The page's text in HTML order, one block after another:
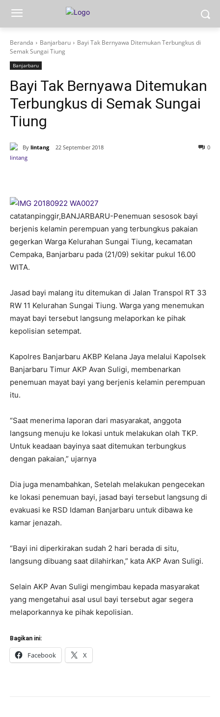
Beranda Banjarbaru
Bayi Tak Bernyawa Ditemukan Terbungkus di
Semak Sungai Tiung
Banjarbaru
Bayi Tak Bernyawa Ditemukan
Terbungkus di Semak Sungai
Tiung
By lintang 22 September 2018 0
catatanpinggir,BANJARBARU-Penemuan sesosok bayi
berjenis kelamin perempuan yang terbungkus pakaian
gegerkan Warga Kelurahan Sungai Tiung, kecamatan
Cempaka, Banjarbaru pada (21/09) sekitar pukul 16.00
WITA.
Jasad bayi malang itu ditemukan di Jalan Transpol RT 33
RW 11 Kelurahan Sungai Tiung. Warga yang menemukan
mayat bayi tersebut langsung melaporkan ke pihak
kepolisian setempat.
Kapolres Banjarbaru AKBP Kelana Jaya melalui Kapolsek
Banjarbaru Timur AKP Avan Suligi, membenarkan
penemuan mayat bayi yang berjenis kelamin perempuan
itu.
“Saat menerima laporan dari masyarakat, anggota
langsung menuju ke lokasi untuk melakukan olah TKP.
Untuk keadaan bayinya saat ditemukan terbungkus
dengan pakaian,” ujarnya
Dia juga menambahkan, Setelah melakukan pengecekan
ke lokasi penemuan bayi, jasad bayi tersebut langsung di
evakuasi ke RSD Idaman Banjarbaru untuk dibawa ke
kamar jenazah.
“Bayi ini diperkirakan sudah 2 hari berada di situ,
langsung dibuang saat dilahirkan,” kata AKP Avan Suligi.
Selain AKP Avan Suligi mengimbau kepada masyarakat
yang mengetahui asal usul bayi tersebut agar segera
melaporkannya ke pihak kepolisian.
Bagikan ini:
Facebook X